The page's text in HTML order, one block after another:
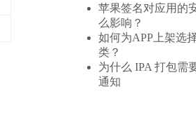
苹果签名对应用的
么影响？
如何为APP上架选
类？
为什么 IPA 打包需
通知